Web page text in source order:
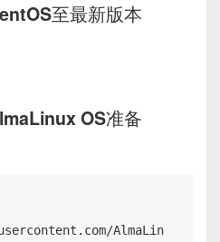
至最新版本
OS准备
AlmaLin